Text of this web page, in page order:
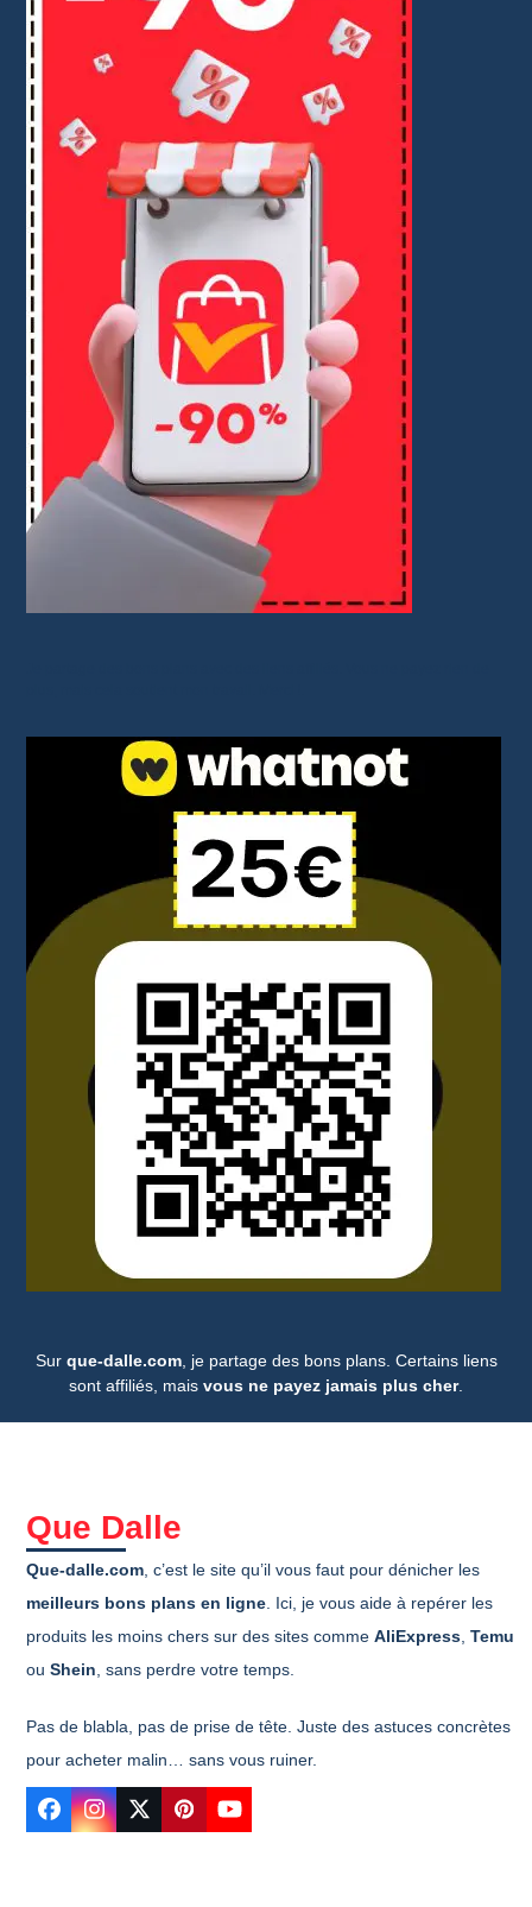
Sur que-dalle.com, je partage des bons plans. Certains liens
sont affiliés, mais vous ne payez jamais plus cher.
Que Dalle
Que-dalle.com , c’est le site qu’il vous faut pour dénicher les
meilleurs bons plans en ligne . Ici, je vous aide à repérer les
produits les moins chers sur des sites commeAliExpress ,Temu
ouShein , sans perdre votre temps.
Pas de blabla, pas de prise de tête. Juste des astuces concrètes
pour acheter malin… sans vous ruiner.
Facebook
Instagram
TwitterPinterestYouTube